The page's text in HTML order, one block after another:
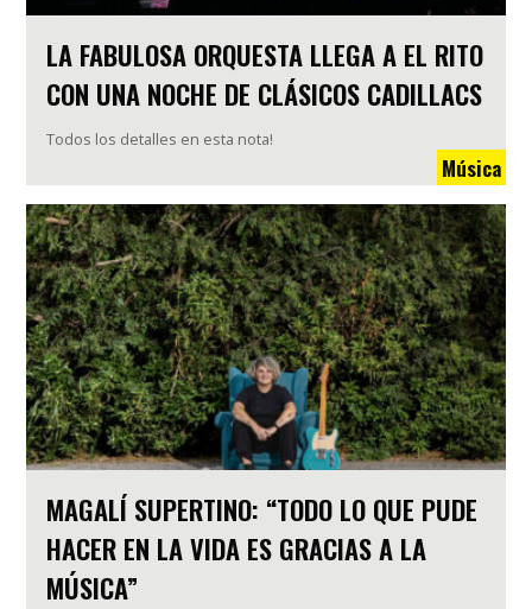
LA FABULOSA ORQUESTA LLEGA A EL RITO
CON UNA NOCHE DE CLÁSICOS CADILLACS
Todos los detalles en esta nota!
Música
MAGALÍ SUPERTINO: “TODO LO QUE PUDE
HACER EN LA VIDA ES GRACIAS A LA
MÚSICA”